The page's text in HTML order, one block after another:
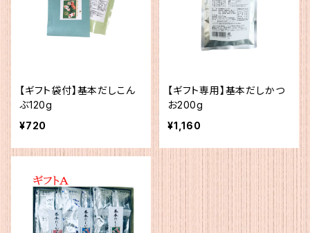
【ギフト袋付】基本だしこん
ぶ120g
¥720
【ギフト専用】基本だしかつ
お200g
¥1,160